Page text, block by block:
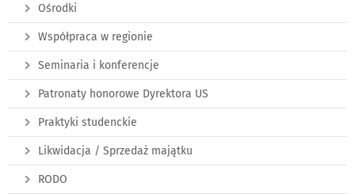
Ośrodki
Współpraca w regionie
Seminaria i konferencje
Patronaty honorowe Dyrektora US
Praktyki studenckie
Likwidacja / Sprzedaż majątku
RODO